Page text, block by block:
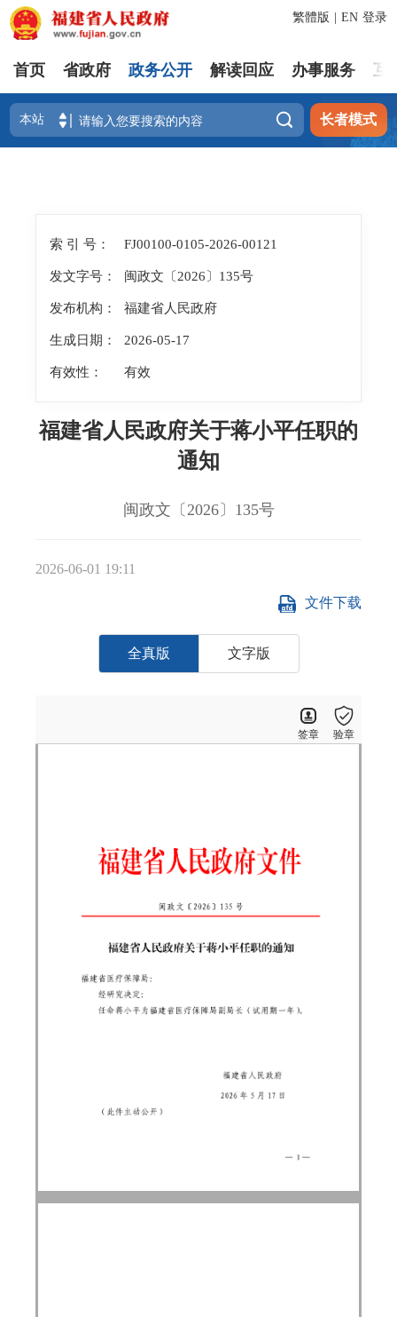
登录
繁體版 EN
首页 省政府 政务公开 解读回应 办事服务 互
 长者模式
索 引 号： FJ00100-0105-2026-00121
发文字号： 闽政文〔2026〕135号
发布机构： 福建省人民政府
生成日期： 2026-05-17
有效性： 有效
福建省人民政府关于蒋小平任职的
通知
闽政文〔2026〕135号
2026-06-01 19:11
全真版 文字版
文件下载